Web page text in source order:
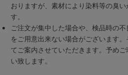
おりますが、素材により染料等の臭
す。
ご注文が集中した場合や、検品時の
をご用意出来ない場合がございます
てご案内させていただきます。予め
い致します。